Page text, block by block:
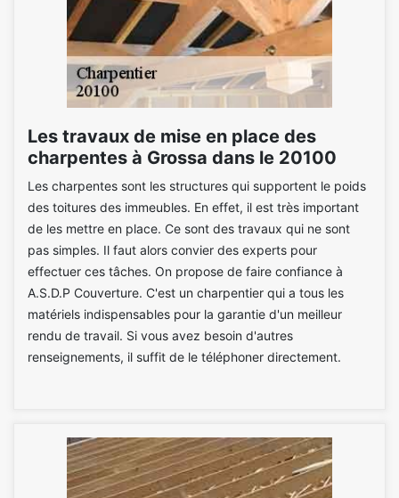
Les travaux de mise en place des
charpentes à Grossa dans le 20100
Les charpentes sont les structures qui supportent le poids
des toitures des immeubles. En effet, il est très important
de les mettre en place. Ce sont des travaux qui ne sont
pas simples. Il faut alors convier des experts pour
effectuer ces tâches. On propose de faire confiance à
A.S.D.P Couverture. C'est un charpentier qui a tous les
matériels indispensables pour la garantie d'un meilleur
rendu de travail. Si vous avez besoin d'autres
renseignements, il suffit de le téléphoner directement.